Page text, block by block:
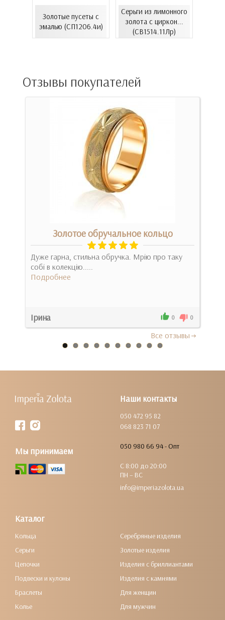
Золотые пусеты с
эмалью (СП1206.4и)
Серьги из лимонного
золота с циркон...
(СВ1514.11Лр)
Отзывы покупателей
Золотое обручальное кольцо
Дуже гарна, стильна обручка. Мрію про таку
собі в колекцію.....
Подробнее
Ірина 0 0
Все отзывы
Наши контакты
050 472 95 82
068 823 71 07
050 980 66 94 - Опт
С 8:00 до 20:00
ПН – ВС
info@imperiazolota.ua
Мы принимаем
Каталог
Кольца
Серьги
Цепочки
Подвески и кулоны
Браслеты
Колье
Серебряные изделия
Золотые изделия
Изделия с бриллиантами
Изделия с камнями
Для женщин
Для мужчин